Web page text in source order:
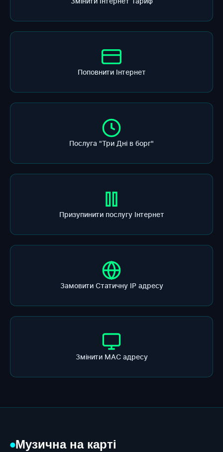
Поповнити Інтернет
Послуга "Три Дні в борг"
Призупинити послугу Інтернет
Замовити Статичну ІР адресу
Змінити МАС адресу
●Музична на карті